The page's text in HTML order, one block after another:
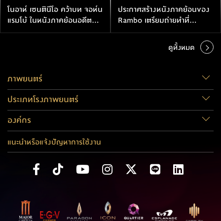
โนอาห์ เซนตินีโอ คว้าบท จอห์น
แรมโบ้ ในหนังภาคย้อนอดีต
John Rambo
ประกาศสร้างหนังภาคย้อนของ
Rambo เตรียมถ่ายทำที่
ประเทศไทยปลายปีนี้
ดูทั้งหมด
ภาพยนตร์
ประเภทโรงภาพยนตร์
องค์กร
แนะนำหรือแจ้งปัญหาการใช้งาน